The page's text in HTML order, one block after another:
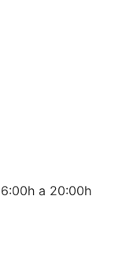
a 20:00h